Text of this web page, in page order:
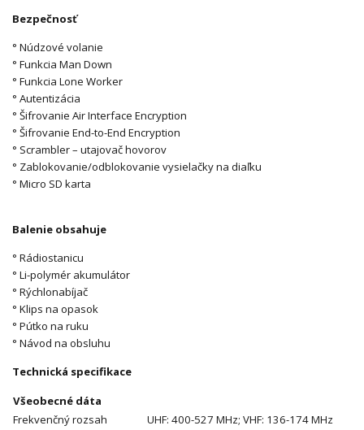
Bezpečnosť
° Núdzové volanie
° Funkcia Man Down
° Funkcia Lone Worker
° Autentizácia
° Šifrovanie Air Interface Encryption
° Šifrovanie End-to-End Encryption
° Scrambler – utajovač hovorov
° Zablokovanie/odblokovanie vysielačky na diaľku
° Micro SD karta
Balenie obsahuje
° Rádiostanicu
° Li-polymér akumulátor
° Rýchlonabíjač
° Klips na opasok
° Pútko na ruku
° Návod na obsluhu
Technická specifikace
Všeobecné dáta
Frekvenčný rozsah
UHF: 400-527 MHz; VHF: 136-174 MHz